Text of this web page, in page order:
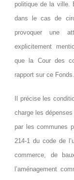
politique de la ville.
dans le cas de
provoquer une
explicitement
que la Cour des
rapport sur ce Fonds.
Il précise les
charge les
par les communes
214-1 du code de
commerce, de
l’aménagement